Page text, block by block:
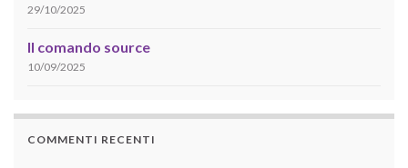
29/10/2025
Il comando source
10/09/2025
COMMENTI RECENTI